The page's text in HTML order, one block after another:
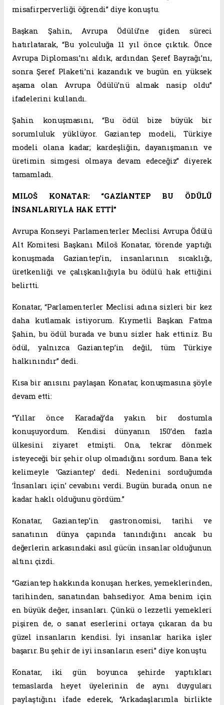
misafirperverliği öğrendi” diye konuştu.
Başkan Şahin, Avrupa Ödülü’ne giden süreci
hatırlatarak, “Bu yolculuğa 11 yıl önce çıktık. Önce
Avrupa Diploması’nı aldık, ardından Şeref Bayrağı’nı,
sonra Şeref Plaketi’ni kazandık ve bugün en yüksek
aşama olan Avrupa Ödülü’nü almak nasip oldu”
ifadelerini kullandı.
Şahin konuşmasını, “Bu ödül bize büyük bir
sorumluluk yüklüyor. Gaziantep modeli, Türkiye
modeli olana kadar; kardeşliğin, dayanışmanın ve
üretimin simgesi olmaya devam edeceğiz” diyerek
tamamladı.
MILOŠ KONATAR: “GAZİANTEP BU ÖDÜLÜ
İNSANLARIYLA HAK ETTİ”
Avrupa Konseyi Parlamenterler Meclisi Avrupa Ödülü
Alt Komitesi Başkanı Miloš Konatar, törende yaptığı
konuşmada Gaziantep’in, insanlarının sıcaklığı,
üretkenliği ve çalışkanlığıyla bu ödülü hak ettiğini
belirtti.
Konatar, “Parlamenterler Meclisi adına sizleri bir kez
daha kutlamak istiyorum. Kıymetli Başkan Fatma
Şahin, bu ödül burada ve bunu sizler hak ettiniz. Bu
ödül, yalnızca Gaziantep’in değil, tüm Türkiye
halkınındır” dedi.
Kısa bir anısını paylaşan Konatar, konuşmasına şöyle
devam etti:
“Yıllar önce Karadağ’da yakın bir dostumla
konuşuyordum. Kendisi dünyanın 150’den fazla
ülkesini ziyaret etmişti. Ona, tekrar dönmek
isteyeceği bir şehir olup olmadığını sordum. Bana tek
kelimeyle ‘Gaziantep’ dedi. Nedenini sorduğumda
‘İnsanları için’ cevabını verdi. Bugün burada, onun ne
kadar haklı olduğunu gördüm.”
Konatar, Gaziantep’in gastronomisi, tarihi ve
sanatının dünya çapında tanındığını ancak bu
değerlerin arkasındaki asıl gücün insanlar olduğunun
altını çizdi.
“Gaziantep hakkında konuşan herkes, yemeklerinden,
tarihinden, sanatından bahsediyor. Ama benim için
en büyük değer, insanları. Çünkü o lezzetli yemekleri
pişiren de, o sanat eserlerini ortaya çıkaran da bu
güzel insanların kendisi. İyi insanlar harika işler
başarır. Bu şehir de iyi insanların eseri” diye konuştu.
Konatar, iki gün boyunca şehirde yaptıkları
temaslarda heyet üyelerinin de aynı duyguları
paylaştığını ifade ederek, “Arkadaşlarımla birlikte